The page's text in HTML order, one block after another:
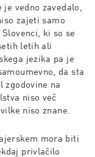
je vedno zavedalo,
zajeti samo
ki so se
letih ali
jezika pa je
da sta
zgodovine na
niso več
niso znane.
mora biti
privlačilo